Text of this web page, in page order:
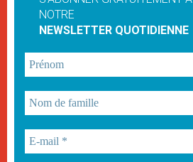
NOTRE
NEWSLETTER QUOTIDIENNE